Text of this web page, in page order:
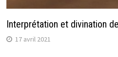
Interprétation et divination
17 avril 2021